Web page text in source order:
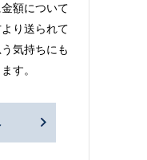
額について
り送られて
気持ちにも
す。